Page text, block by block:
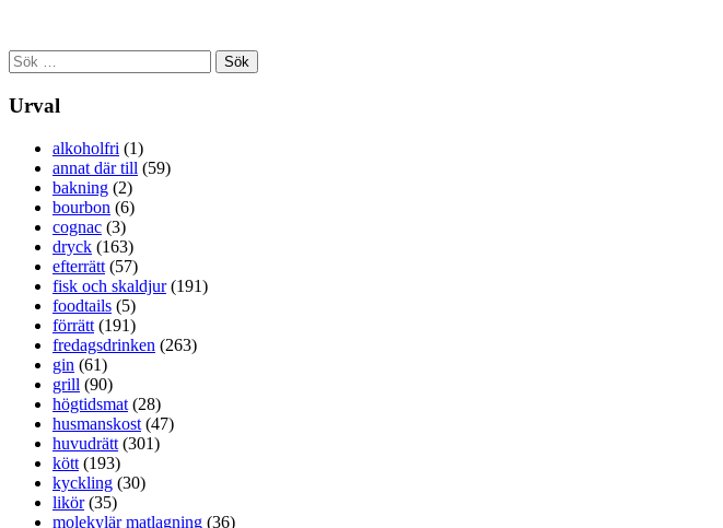
Sök
efter:
Urval
alkoholfri (1)
annat där till (59)
bakning (2)
bourbon (6)
cognac (3)
dryck (163)
efterrätt (57)
fisk och skaldjur(191)
foodtails (5)
förrätt (191)
fredagsdrinken (263)
gin (61)
grill (90)
högtidsmat (28)
husmanskost (47)
huvudrätt (301)
kött (193)
kyckling (30)
likör(35)
molekylär matlagning (36)